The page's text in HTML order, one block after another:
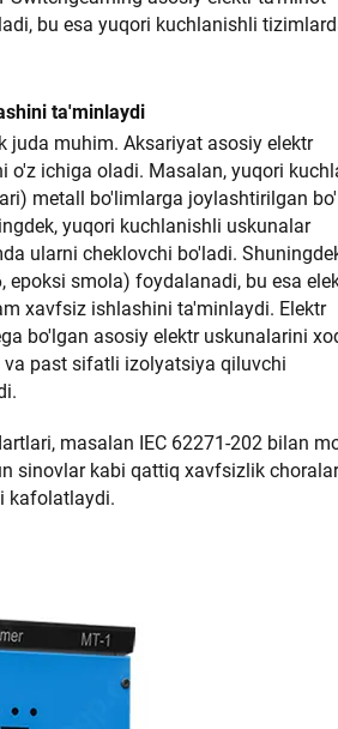
bu esa yuqori kuchlanishli
ta'minlaydi
juda muhim. Aksariyat asosiy elektr
ichiga oladi. Masalan, yuqori
metall bo'limlarga joylashtirilgan
yuqori kuchlanishli uskunalar
ularni cheklovchi bo'ladi.
smola) foydalanadi, bu esa
xavfsiz ishlashini ta'minlaydi. Elektr
bo'lgan asosiy elektr uskunalarini
past sifatli izolyatsiya qiluvchi
masalan IEC 62271-202 bilan
sinovlar kabi qattiq xavfsizlik
kafolatlaydi.